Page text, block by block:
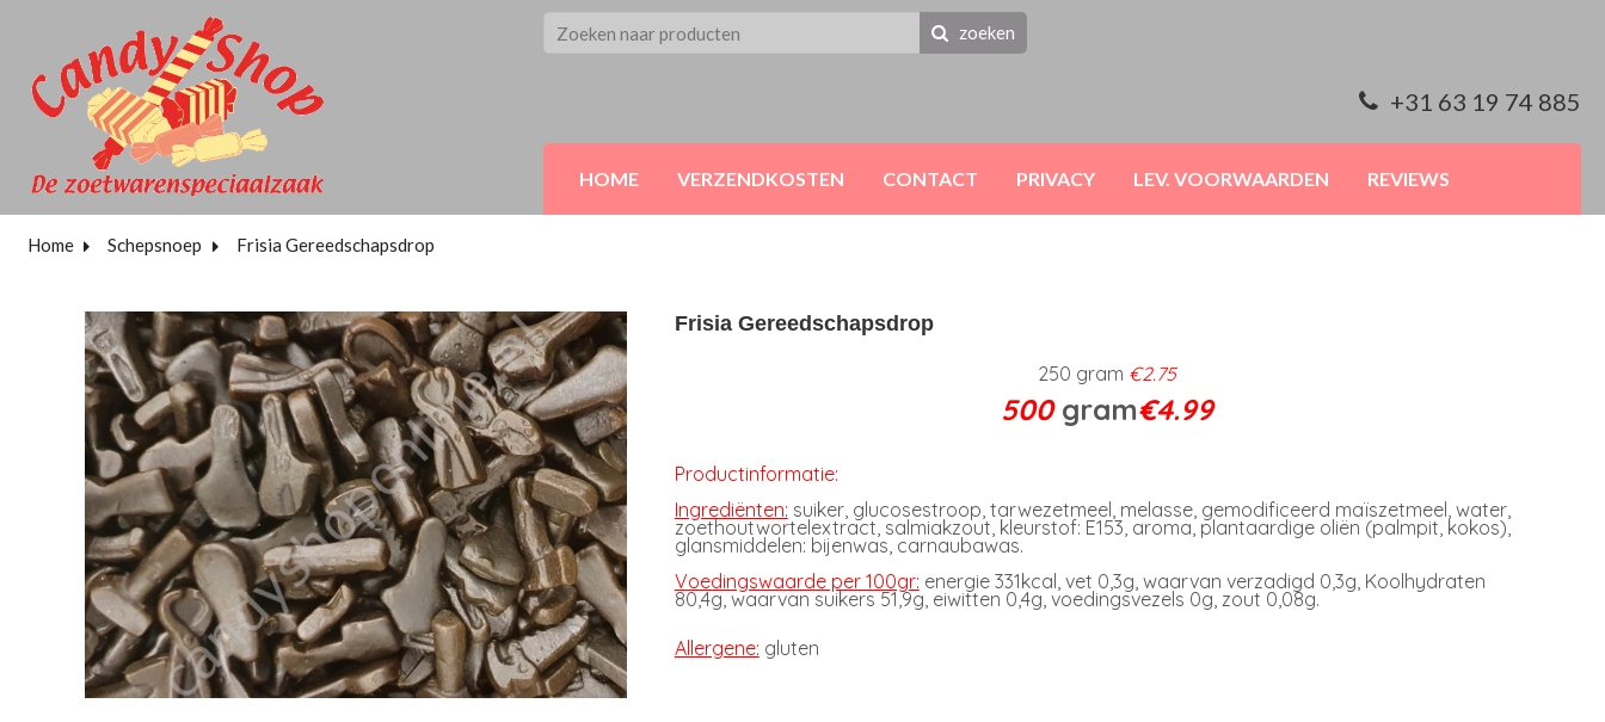
zoeken
+31 63 19 74 885
HOME VERZENDKOSTEN CONTACT PRIVACY LEV. VOORWAARDEN REVIEWS
Home Schepsnoep Frisia Gereedschapsdrop
Frisia Gereedschapsdrop
250 gram €2.75
500 gram€4.99
Productinformatie:
Ingrediënten: suiker, glucosestroop, tarwezetmeel, melasse, gemodificeerd maïszetmeel, water,
zoethoutwortelextract, salmiakzout, kleurstof: E153, aroma, plantaardige oliën (palmpit, kokos),
glansmiddelen: bijenwas, carnaubawas.
Voedingswaarde per 100gr: energie 331kcal, vet 0,3g, waarvan verzadigd 0,3g, Koolhydraten
80,4g, waarvan suikers 51,9g, eiwitten 0,4g, voedingsvezels 0g, zout 0,08g.
Allergene: gluten